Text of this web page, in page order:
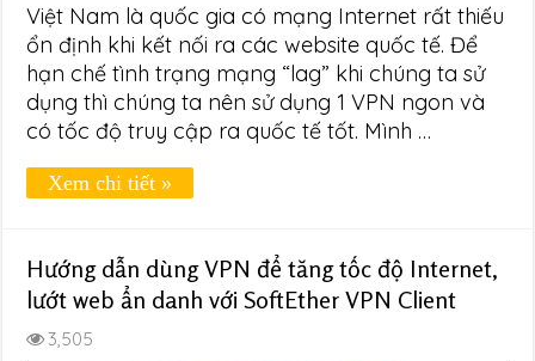
Việt Nam là quốc gia có mạng Internet rất thiếu
ổn định khi kết nối ra các website quốc tế. Để
hạn chế tình trạng mạng “lag” khi chúng ta sử
dụng thì chúng ta nên sử dụng 1 VPN ngon và
có tốc độ truy cập ra quốc tế tốt. Mình …
Xem chi tiết »
Hướng dẫn dùng VPN để tăng tốc độ Internet,
lướt web ẩn danh với SoftEther VPN Client
3,505